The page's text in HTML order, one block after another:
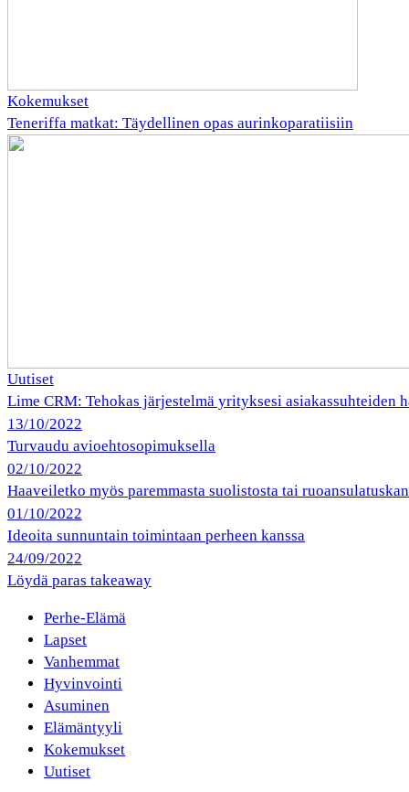
Kokemukset
Teneriffa matkat: Täydellinen opas aurinkoparatiisiin
Uutiset
Lime CRM: Tehokas järjestelmä yrityksesi asiakassuhteiden
13/10/2022
Turvaudu avioehtosopimuksella
02/10/2022
Haaveiletko myös paremmasta suolistosta tai
01/10/2022
Ideoita sunnuntain toimintaan perheen kanssa
24/09/2022
Löydä paras takeaway
Perhe-Elämä
Lapset
Vanhemmat
Hyvinvointi
Asuminen
Elämäntyyli
Kokemukset
Uutiset